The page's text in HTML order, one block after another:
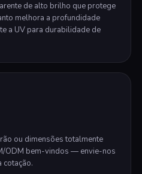
de alto brilho que protege
melhora a profundidade
a UV para durabilidade de
ou dimensões totalmente
ODM bem-vindos — envie-nos
cotação.